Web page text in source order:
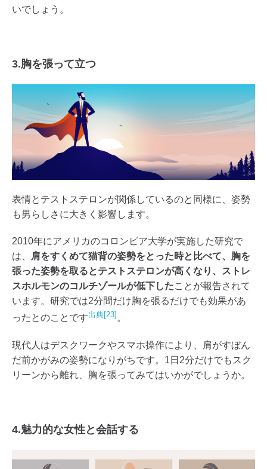
いでしょう。
3.胸を張って立つ
表情とテストステロンが関係しているのと同様に、姿勢
も男らしさに大きく影響します。
2010年にアメリカのコロンビア大学が実施した研究で
は、
肩をすくめて猫背の姿勢をとった時と比べて、胸を
張った姿勢を取るとテストステロンが高くなり、ストレ
スホルモンのコルチゾールが低下したことが報告されて
います。研究では2分間だけ胸を張るだけでも効果があ
ったとのことです出典[23] 。
現代人はデスクワークやスマホ操作により、肩がすぼん
だ前かがみの姿勢になりがちです。1日2分だけでもスク
リーンから離れ、胸を張ってみてはいかがでしょうか。
4.魅力的な女性と会話する